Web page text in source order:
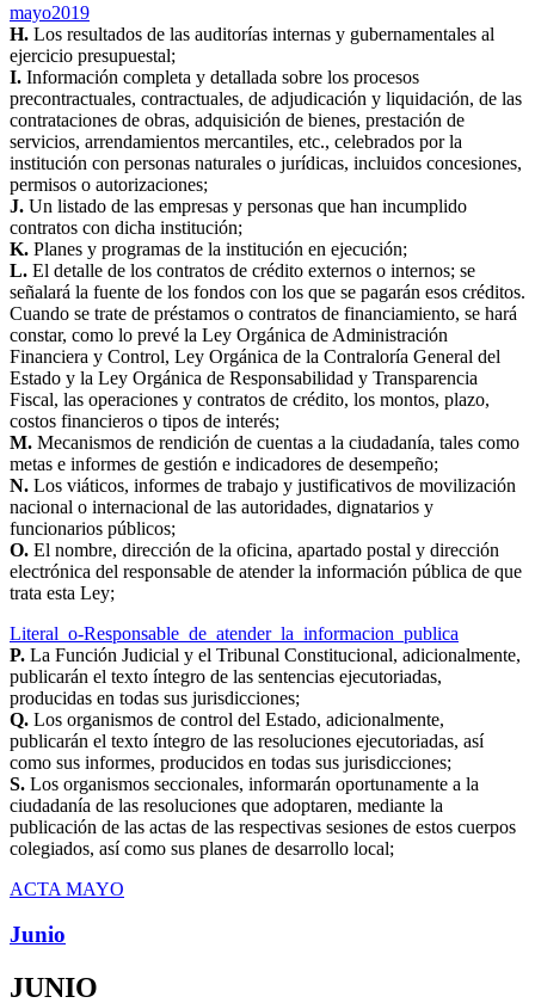
mayo2019
H. Los resultados de las auditorías internas y gubernamentales al
ejercicio presupuestal;
I. Información completa y detallada sobre los procesos
precontractuales, contractuales, de adjudicación y liquidación, de las
contrataciones de obras, adquisición de bienes, prestación de
servicios, arrendamientos mercantiles, etc., celebrados por la
institución con personas naturales o jurídicas, incluidos concesiones,
permisos o autorizaciones;
J. Un listado de las empresas y personas que han incumplido
contratos con dicha institución;
K. Planes y programas de la institución en ejecución;
L. El detalle de los contratos de crédito externos o internos; se
señalará la fuente de los fondos con los que se pagarán esos créditos.
Cuando se trate de préstamos o contratos de financiamiento, se hará
constar, como lo prevé la Ley Orgánica de Administración
Financiera y Control, Ley Orgánica de la Contraloría General del
Estado y la Ley Orgánica de Responsabilidad y Transparencia
Fiscal, las operaciones y contratos de crédito, los montos, plazo,
costos financieros o tipos de interés;
M. Mecanismos de rendición de cuentas a la ciudadanía, tales como
metas e informes de gestión e indicadores de desempeño;
N. Los viáticos, informes de trabajo y justificativos de movilización
nacional o internacional de las autoridades, dignatarios y
funcionarios públicos;
O. El nombre, dirección de la oficina, apartado postal y dirección
electrónica del responsable de atender la información pública de que
trata esta Ley;
Literal_o-Responsable_de_atender_la_informacion_publica
P. La Función Judicial y el Tribunal Constitucional, adicionalmente,
publicarán el texto íntegro de las sentencias ejecutoriadas,
producidas en todas sus jurisdicciones;
Q. Los organismos de control del Estado, adicionalmente,
publicarán el texto íntegro de las resoluciones ejecutoriadas, así
como sus informes, producidos en todas sus jurisdicciones;
S. Los organismos seccionales, informarán oportunamente a la
ciudadanía de las resoluciones que adoptaren, mediante la
publicación de las actas de las respectivas sesiones de estos cuerpos
colegiados, así como sus planes de desarrollo local;
ACTA MAYO
Junio
JUNIO